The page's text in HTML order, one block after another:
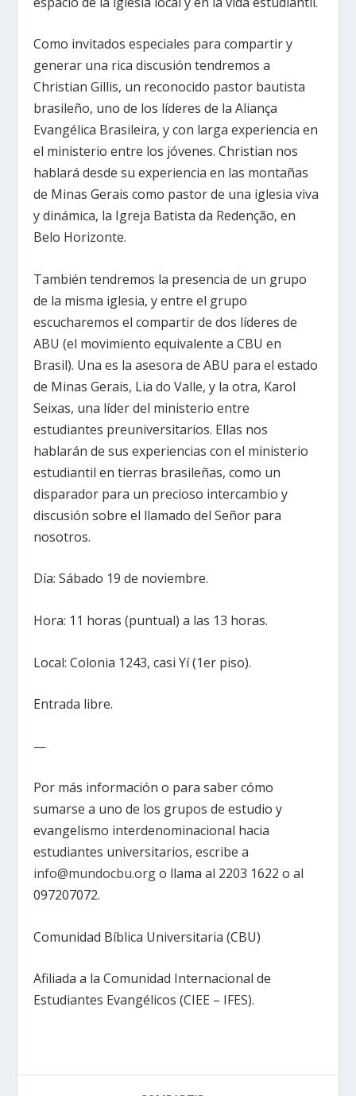
Como invitados especiales para compartir y
generar una rica discusión tendremos a
Christian Gillis, un reconocido pastor bautista
brasileño, uno de los líderes de la Aliança
Evangélica Brasileira, y con larga experiencia en
el ministerio entre los jóvenes. Christian nos
hablará desde su experiencia en las montañas
de Minas Gerais como pastor de una iglesia viva
y dinámica, la Igreja Batista da Redenção, en
Belo Horizonte.
También tendremos la presencia de un grupo
de la misma iglesia, y entre el grupo
escucharemos el compartir de dos líderes de
ABU (el movimiento equivalente a CBU en
Brasil). Una es la asesora de ABU para el estado
de Minas Gerais, Lia do Valle, y la otra, Karol
Seixas, una líder del ministerio entre
estudiantes preuniversitarios. Ellas nos
hablarán de sus experiencias con el ministerio
estudiantil en tierras brasileñas, como un
disparador para un precioso intercambio y
discusión sobre el llamado del Señor para
nosotros.
Día: Sábado 19 de noviembre.
Hora: 11 horas (puntual) a las 13 horas.
Local: Colonia 1243, casi Yí (1er piso).
Entrada libre.
—
Por más información o para saber cómo
sumarse a uno de los grupos de estudio y
evangelismo interdenominacional hacia
estudiantes universitarios, escribe a
info@mundocbu.orgo llama al 2203 1622 o al
097207072.
Comunidad Bíblica Universitaria (CBU)
Afiliada a la Comunidad Internacional de
Estudiantes Evangélicos (CIEE – IFES).